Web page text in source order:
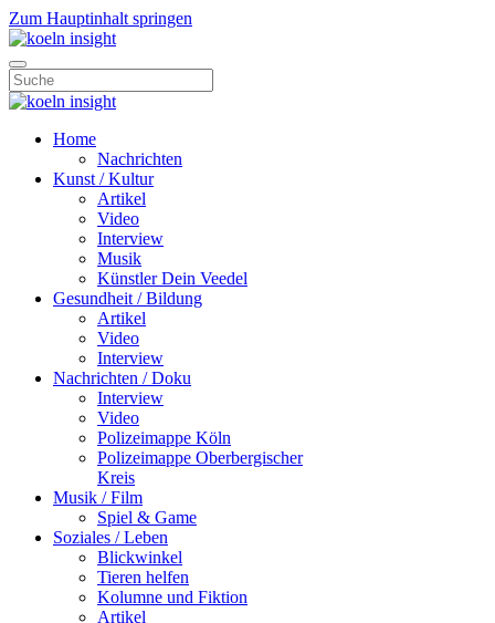
Zum Hauptinhalt springen
Home
Nachrichten
Kunst / Kultur
Artikel
Video
Interview
Musik
Künstler Dein Veedel
Gesundheit / Bildung
Artikel
Video
Interview
Nachrichten / Doku
Interview
Video
Polizeimappe Köln
Polizeimappe Oberbergischer
Kreis
Musik / Film
Spiel & Game
Soziales / Leben
Blickwinkel
Tieren helfen
Kolumne und Fiktion
Artikel